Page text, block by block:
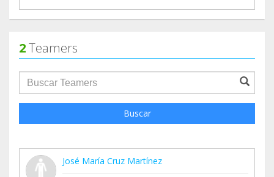
2Teamers
groupProfile.searchForm.search.text???
Buscar
José María Cruz Martínez